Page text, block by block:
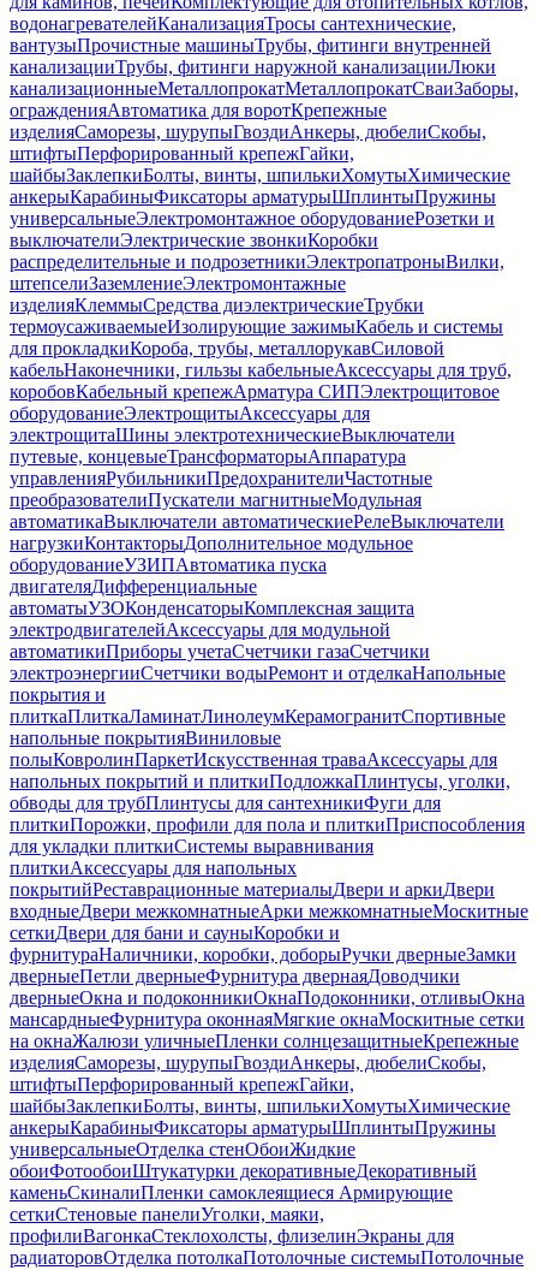
водонагревателейКанализацияТросы сантехнические,
вантузыПрочистные машиныТрубы, фитинги внутренней
канализацииТрубы, фитинги наружной канализацииЛюки
канализационныеМеталлопрокатМеталлопрокатСваиЗаборы,
огражденияАвтоматика для воротКрепежные
изделияСаморезы, шурупыГвоздиАнкеры, дюбелиСкобы,
штифтыПерфорированный крепежГайки,
шайбыЗаклепкиБолты, винты, шпилькиХомутыХимические
анкерыКарабиныФиксаторы арматурыШплинтыПружины
универсальныеЭлектромонтажное оборудованиеРозетки и
выключателиЭлектрические звонкиКоробки
распределительные и подрозетникиЭлектропатроныВилки,
штепселиЗаземлениеЭлектромонтажные
изделияКлеммыСредства диэлектрическиеТрубки
термоусаживаемыеИзолирующие зажимыКабель и системы
для прокладкиКороба, трубы, металлорукавСиловой
кабельНаконечники, гильзы кабельныеАксессуары для труб,
коробовКабельный крепежАрматура СИПЭлектрощитовое
оборудованиеЭлектрощитыАксессуары для
электрощитаШины электротехническиеВыключатели
путевые, концевыеТрансформаторыАппаратура
управленияРубильникиПредохранителиЧастотные
преобразователиПускатели магнитныеМодульная
автоматикаВыключатели автоматическиеРелеВыключатели
нагрузкиКонтакторыДополнительное модульное
оборудованиеУЗИПАвтоматика пуска
двигателяДифференциальные
автоматыУЗОКонденсаторыКомплексная защита
электродвигателейАксессуары для модульной
автоматикиПриборы учетаСчетчики газаСчетчики
электроэнергииСчетчики водыРемонт и отделкаНапольные
покрытия и
плиткаПлиткаЛаминатЛинолеумКерамогранитСпортивные
напольные покрытияВиниловые
полыКовролинПаркетИскусственная траваАксессуары для
напольных покрытий и плиткиПодложкаПлинтусы, уголки,
обводы для трубПлинтусы для сантехникиФуги для
плиткиПорожки, профили для пола и плиткиПриспособления
для укладки плиткиСистемы выравнивания
плиткиАксессуары для напольных
покрытийРеставрационные материалыДвери и аркиДвери
входныеДвери межкомнатныеАрки межкомнатныеМоскитные
сеткиДвери для бани и сауныКоробки и
фурнитураНаличники, коробки, доборыРучки дверныеЗамки
дверныеПетли дверныеФурнитура двернаяДоводчики
дверныеОкна и подоконникиОкнаПодоконники, отливыОкна
мансардныеФурнитура оконнаяМягкие окнаМоскитные сетки
на окнаЖалюзи уличныеПленки солнцезащитныеКрепежные
изделияСаморезы, шурупыГвоздиАнкеры, дюбелиСкобы,
штифтыПерфорированный крепежГайки,
шайбыЗаклепкиБолты, винты, шпилькиХомутыХимические
анкерыКарабиныФиксаторы арматурыШплинтыПружины
универсальныеОтделка стенОбоиЖидкие
обоиФотообоиШтукатурки декоративныеДекоративный
каменьСкиналиПленки самоклеящиеся Армирующие
сеткиСтеновые панелиУголки, маяки,
профилиВагонкаСтеклохолсты, флизелинЭкраны для
радиаторовОтделка потолкаПотолочные системыПотолочные